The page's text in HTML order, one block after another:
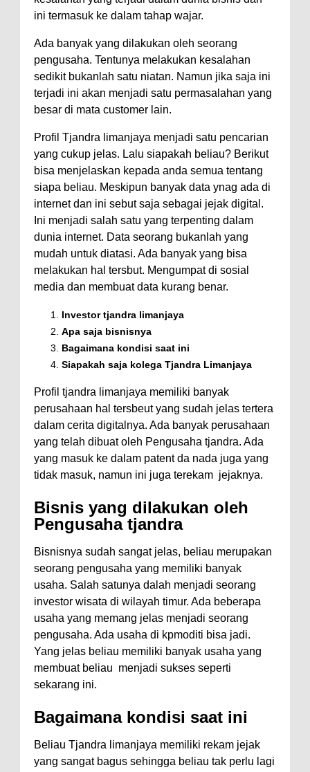
ini termasuk ke dalam tahap wajar.
Ada banyak yang dilakukan oleh seorang
pengusaha. Tentunya melakukan kesalahan
sedikit bukanlah satu niatan. Namun jika saja ini
terjadi ini akan menjadi satu permasalahan yang
besar di mata customer lain.
Profil Tjandra limanjaya menjadi satu pencarian
yang cukup jelas. Lalu siapakah beliau? Berikut
bisa menjelaskan kepada anda semua tentang
siapa beliau. Meskipun banyak data ynag ada di
internet dan ini sebut saja sebagai jejak digital.
Ini menjadi salah satu yang terpenting dalam
dunia internet. Data seorang bukanlah yang
mudah untuk diatasi. Ada banyak yang bisa
melakukan hal tersbut. Mengumpat di sosial
media dan membuat data kurang benar.
Investor tjandra limanjaya
Apa saja bisnisnya
Bagaimana kondisi saat ini
Siapakah saja kolega Tjandra Limanjaya
Profil tjandra limanjaya memiliki banyak
perusahaan hal tersbeut yang sudah jelas tertera
dalam cerita digitalnya. Ada banyak perusahaan
yang telah dibuat oleh Pengusaha tjandra. Ada
yang masuk ke dalam patent da nada juga yang
tidak masuk, namun ini juga terekam jejaknya.
Bisnis yang dilakukan oleh
Pengusaha tjandra
Bisnisnya sudah sangat jelas, beliau merupakan
seorang pengusaha yang memiliki banyak
usaha. Salah satunya dalah menjadi seorang
investor wisata di wilayah timur. Ada beberapa
usaha yang memang jelas menjadi seorang
pengusaha. Ada usaha di kpmoditi bisa jadi.
Yang jelas beliau memiliki banyak usaha yang
membuat beliau menjadi sukses seperti
sekarang ini.
Bagaimana kondisi saat ini
Beliau Tjandra limanjaya memiliki rekam jejak
yang sangat bagus sehingga beliau tak perlu lagi